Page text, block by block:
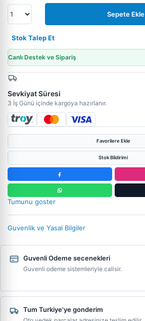
Sepete Ekle
Stok Talep Et
Canlı Destek ve Sipariş
Sevkiyat Süresi
3 İş Günü içinde kargoya hazırlanır.
Favorilere Ekle
Stok Bildirimi
Tumunu goster
Guvenlik ve Yasal Bilgiler
Guvenli Odeme secenekleri
Guvenli odeme sistemleriyle calisir.
Tum Turkiye'ye gonderim